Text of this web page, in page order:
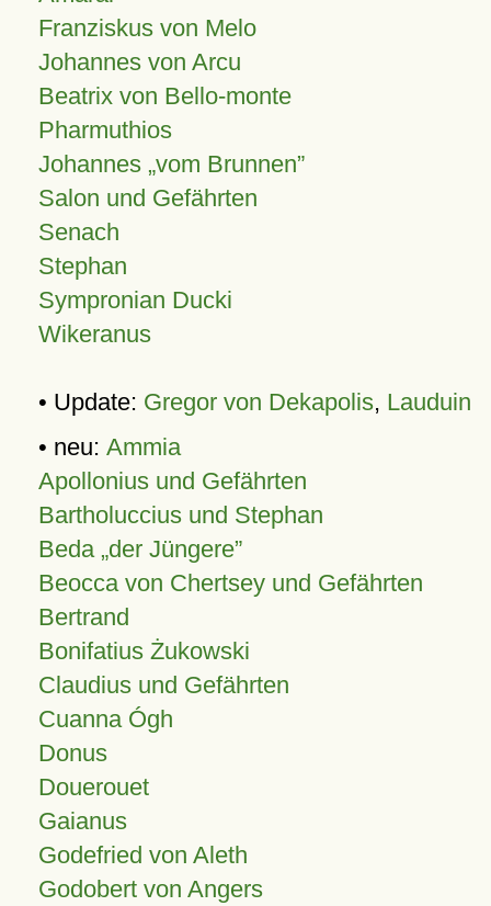
Franziskus von Melo
Johannes von Arcu
Beatrix von Bello-monte
Pharmuthios
Johannes vom Brunnen
Salon und Gefährten
Senach
Stephan
Sympronian Ducki
Wikeranus
• Update: Gregor von Dekapolis, Lauduin
• neu: Ammia
Apollonius und Gefährten
Bartholuccius und Stephan
Beda „der Jüngere”
Beocca von Chertsey und Gefährten
Bertrand
Bonifatius Żukowski
Claudius und Gefährten
Cuanna Ógh
Donus
Douerouet
Gaianus
Godefried von Aleth
Godobert von Angers